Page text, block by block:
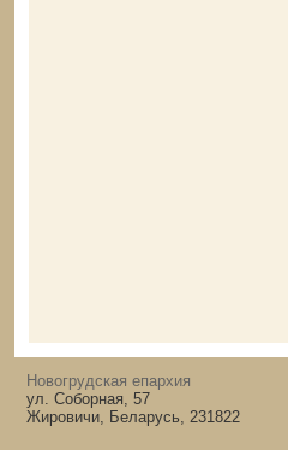
Новогрудская епархия
ул. Соборная, 57
Жировичи, Беларусь, 231822